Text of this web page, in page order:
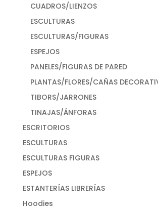
CUADROS/LIENZOS
ESCULTURAS
ESCULTURAS/FIGURAS
ESPEJOS
PANELES/FIGURAS DE PARED
PLANTAS/FLORES/CAÑAS
TIBORS/JARRONES
TINAJAS/ÁNFORAS
ESCRITORIOS
ESCULTURAS
ESCULTURAS FIGURAS
ESPEJOS
ESTANTERÍAS LIBRERÍAS
Hoodies